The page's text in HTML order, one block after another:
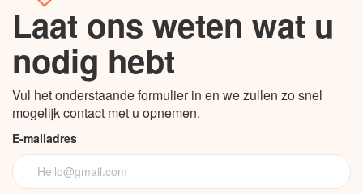
Laat ons weten wat u
nodig hebt
Vul het onderstaande formulier in en we zullen zo snel
mogelijk contact met u opnemen.
E-mailadres